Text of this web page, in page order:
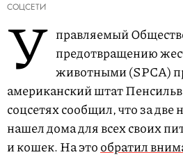
СОЦСЕТИ
У правляемый
предотвращению
животными (SPCA)
американский штат
соцсетях сообщил, что за две
нашел дома для всех своих
и кошек. На этообратил